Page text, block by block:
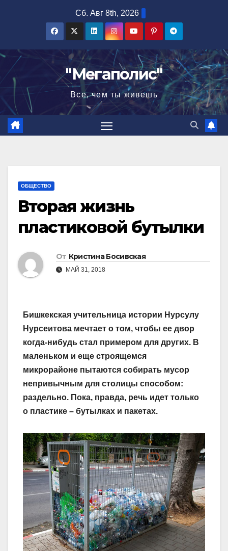
Сб. Авг 8th, 2026
"Мегаполис"
Все, чем ты живешь
ОБЩЕСТВО
Вторая жизнь
пластиковой бутылки
От Кристина Босивская
МАЙ 31, 2018
Бишкекская учительница истории Нурсулу
Нурсеитова мечтает о том, чтобы ее двор
когда-нибудь стал примером для других. В
маленьком и еще строящемся
микрорайоне пытаются собирать мусор
непривычным для столицы способом:
раздельно. Пока, правда, речь идет только
о пластике – бутылках и пакетах.